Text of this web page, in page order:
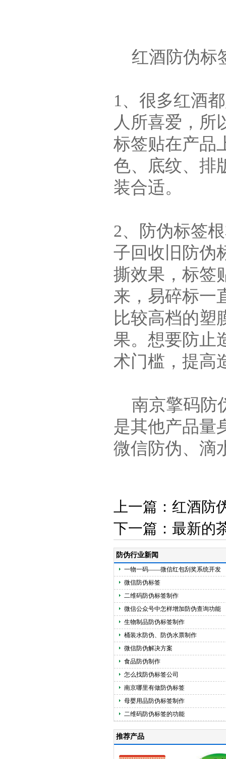
红酒防伪标
1、很多红酒
人所喜爱，所
标签贴在产品
色、底纹、排
装合适。
2、防伪标签
子回收旧防伪
撕效果，标签
来，易碎标一
比较高档的塑
果。想要防止
术门槛，提高
南京擎码防
是其他产品量
微信防伪、滴
上一篇： 红酒防
下一篇： 最新的
防伪行业新闻
一物一码——微信红包刮奖系统开发
微信防伪标签
二维码防伪标签制作
微信公众号中怎样增加防伪查询功能
生物制品防伪标签制作
桶装水防伪、防伪水票制作
微信防伪解决方案
食品防伪制作
怎么找防伪标签公司
南京哪里有做防伪标签
母婴用品防伪标签制作
二维码防伪标签的功能
推荐产品